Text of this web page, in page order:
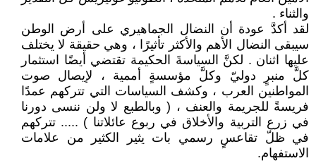
والثناء .
لقد أكدَّ عودة أن النضال الجماهيري على أرض الوطن
سيبقى النضال الأهم والأكثر تأثيرًا ، وهي حقيقة لا يختلف
عليها اثنان . لكنَّ السياسةَ الحكيمة تقتضي أيضًا استثمار
كلَّ منبرٍ دوليّ وكلَّ مؤسسةٍ أممية ، لإيصال صوت
المواطنين العرب ، وكشف السياسات التي تتركهم عمدًا
فريسةً للجريمة والعنف ، ( وبالطبع لا ولن ننسى دورنا
في زرع التربية والأخلاق في ربوع عائلاتنا ) ..... تتركهم
في ظلّ تقاعسٍ رسمي بات يثير الكثير من علامات
الاستفهام.